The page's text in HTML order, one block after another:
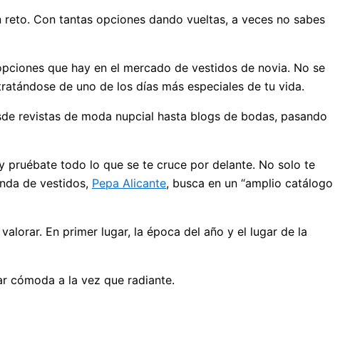
Con tantas opciones dando vueltas, a veces no sabes
que hay en el mercado de vestidos de novia. No se
de uno de los días más especiales de tu vida.
revistas de moda nupcial hasta blogs de bodas, pasando
pruébate todo lo que se te cruce por delante. No solo te
de vestidos, Pepa Alicante, busca en un “amplio catálogo
En primer lugar, la época del año y el lugar de la
cómoda a la vez que radiante.